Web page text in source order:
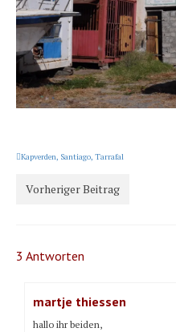
Kapverden, Santiago, Tarrafal
Vorheriger Beitrag
3 Antworten
martje thiessen
hallo ihr beiden,